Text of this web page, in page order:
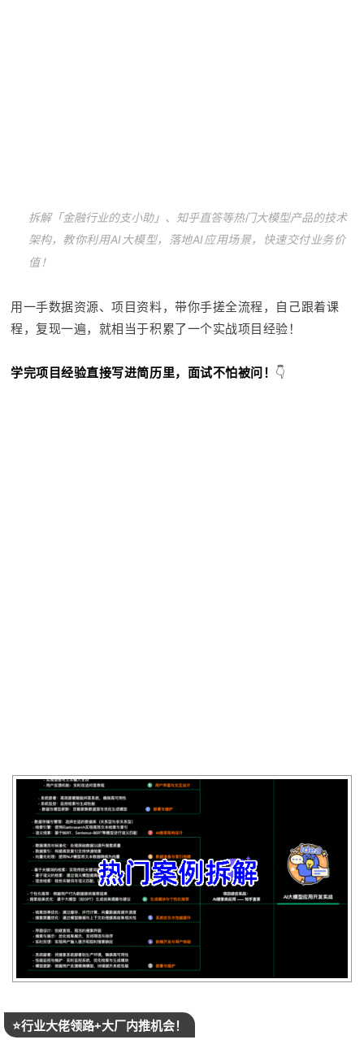
拆解「金融行业的支小助」、知乎直答等热门大模型产品的技术
架构， 教你利用AI大模型，
落地AI应用场景，快速交付业务价
值！
用一手数据资源、项目资料，带你手搓全流程， 自己跟着课
程，复现一遍，就相当于积累了一个实战项目经验！
学完项目经验直接写进简历里，面试不怕被问！ 👇
⭐️行业大佬领路+大厂内推机会！